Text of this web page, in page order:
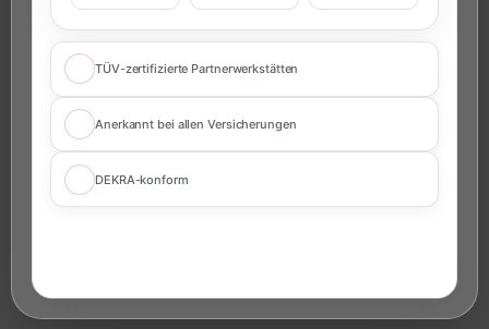
TÜV-zertifizierte Partnerwerkstätten
Anerkannt bei allen Versicherungen
DEKRA-konform